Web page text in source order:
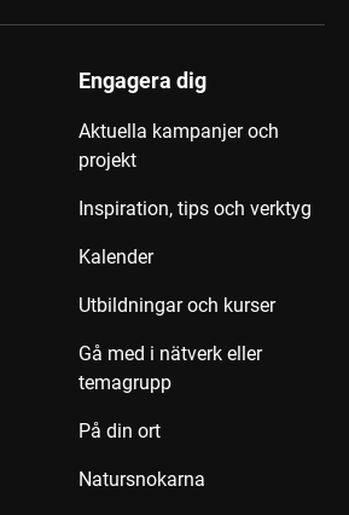
Engagera dig
Aktuella kampanjer och
projekt
Inspiration, tips och verktyg
Kalender
Utbildningar och kurser
Gå med i nätverk eller
temagrupp
På din ort
Natursnokarna